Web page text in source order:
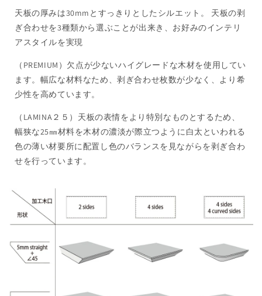
天板の厚みは30mmとすっきりとしたシルエット。 天板の剥
ぎ合わせを3種類から選ぶことが出来き、お好みのインテリ
アスタイルを実現
（PREMIUM）欠点が少ないハイグレードな木材を使用してい
ます。幅広な材料なため、剥ぎ合わせ枚数が少なく、より希
少性を高めています。
（LAMINA２５）天板の表情をより特別なものとするため、
幅狭な25㎜材料を木材の濃淡が際立つように白太といわれる
色の薄い材要所に配置し色のバランスを見ながらを剥ぎ合わ
せを行っています。